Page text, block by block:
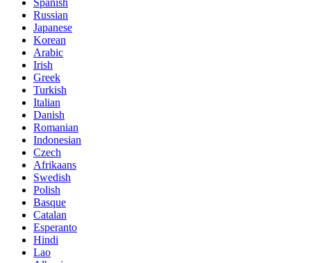
Spanish
Russian
Japanese
Korean
Arabic
Irish
Greek
Turkish
Italian
Danish
Romanian
Indonesian
Czech
Afrikaans
Swedish
Polish
Basque
Catalan
Esperanto
Hindi
Lao